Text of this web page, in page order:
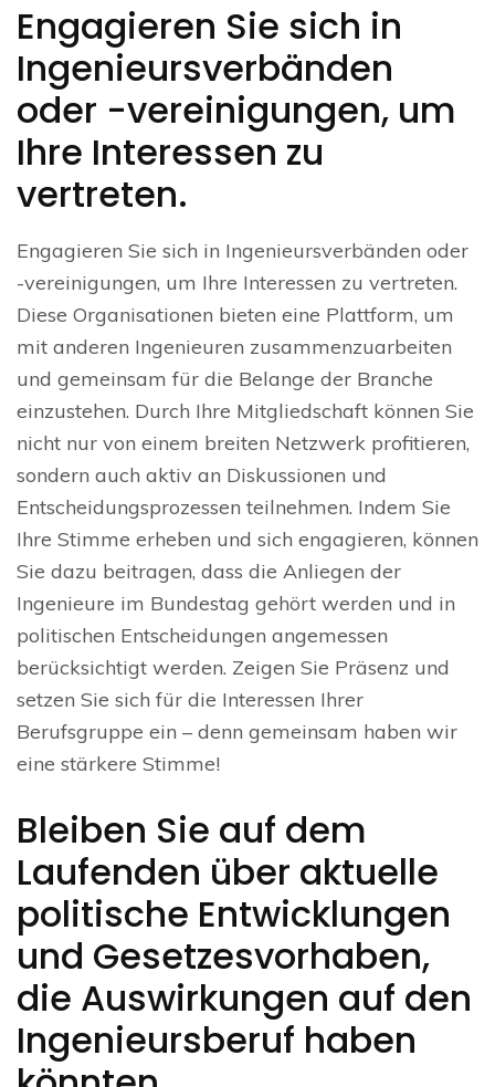
Engagieren Sie sich in
Ingenieursverbänden
oder -vereinigungen, um
Ihre Interessen zu
vertreten.
Engagieren Sie sich in Ingenieursverbänden oder
-vereinigungen, um Ihre Interessen zu vertreten.
Diese Organisationen bieten eine Plattform, um
mit anderen Ingenieuren zusammenzuarbeiten
und gemeinsam für die Belange der Branche
einzustehen. Durch Ihre Mitgliedschaft können Sie
nicht nur von einem breiten Netzwerk profitieren,
sondern auch aktiv an Diskussionen und
Entscheidungsprozessen teilnehmen. Indem Sie
Ihre Stimme erheben und sich engagieren, können
Sie dazu beitragen, dass die Anliegen der
Ingenieure im Bundestag gehört werden und in
politischen Entscheidungen angemessen
berücksichtigt werden. Zeigen Sie Präsenz und
setzen Sie sich für die Interessen Ihrer
Berufsgruppe ein – denn gemeinsam haben wir
eine stärkere Stimme!
Bleiben Sie auf dem
Laufenden über aktuelle
politische Entwicklungen
und Gesetzesvorhaben,
die Auswirkungen auf den
Ingenieursberuf haben